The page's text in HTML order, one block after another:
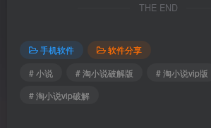
THE END
手机软件
软件分享
# 小说
# 淘小说破解版
# 淘小说vip版
# 淘小说vip破解